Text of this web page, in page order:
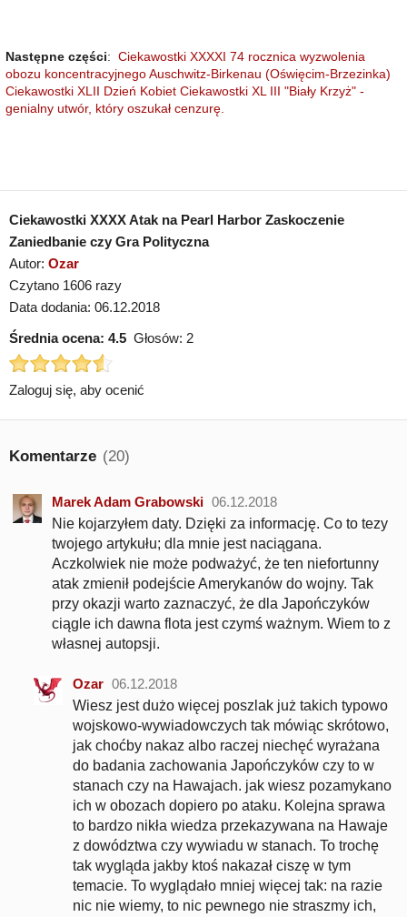
Następne części: Ciekawostki XXXXI 74 rocznica wyzwolenia
obozu koncentracyjnego Auschwitz-Birkenau (Oświęcim-Brzezinka)
Ciekawostki XLII Dzień Kobiet Ciekawostki XL III "Biały Krzyż" -
genialny utwór, który oszukał cenzurę.
Ciekawostki XXXX Atak na Pearl Harbor Zaskoczenie
Zaniedbanie czy Gra Polityczna
Autor: Ozar
Czytano 1606 razy
Data dodania: 06.12.2018
Średnia ocena: 4.5 Głosów: 2
Zaloguj się, aby ocenić
Komentarze (20)
Marek Adam Grabowski 06.12.2018
Nie kojarzyłem daty. Dzięki za informację. Co to tezy
twojego artykułu; dla mnie jest naciągana.
Aczkolwiek nie może podważyć, że ten niefortunny
atak zmienił podejście Amerykanów do wojny. Tak
przy okazji warto zaznaczyć, że dla Japończyków
ciągle ich dawna flota jest czymś ważnym. Wiem to z
własnej autopsji.
Ozar 06.12.2018
Wiesz jest dużo więcej poszlak już takich typowo
wojskowo-wywiadowczych tak mówiąc skrótowo,
jak choćby nakaz albo raczej niechęć wyrażana
do badania zachowania Japończyków czy to w
stanach czy na Hawajach. jak wiesz pozamykano
ich w obozach dopiero po ataku. Kolejna sprawa
to bardzo nikła wiedza przekazywana na Hawaje
z dowództwa czy wywiadu w stanach. To trochę
tak wygląda jakby ktoś nakazał ciszę w tym
temacie. To wyglądało mniej więcej tak: na razie
nic nie wiemy, to nic pewnego nie straszmy ich,